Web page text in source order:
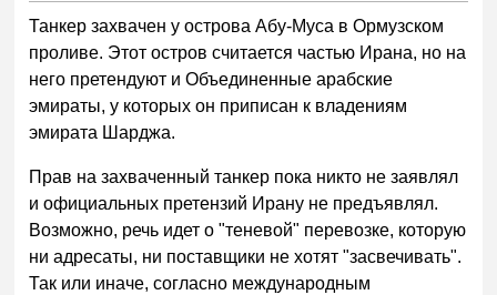
Танкер захвачен у острова Абу-Муса в Ормузском
проливе. Этот остров считается частью Ирана, но на
него претендуют и Объединенные арабские
эмираты, у которых он приписан к владениям
эмирата Шарджа.
Прав на захваченный танкер пока никто не заявлял
и официальных претензий Ирану не предъявлял.
Возможно, речь идет о "теневой" перевозке, которую
ни адресаты, ни поставщики не хотят "засвечивать".
Так или иначе, согласно международным